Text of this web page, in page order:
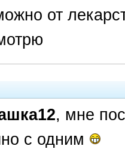
от
, мне
с одним